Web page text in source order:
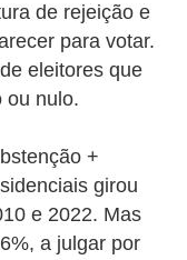
de rejeição e
para votar.
eleitores que
ou nulo.
+
girou
e 2022. Mas
a julgar por